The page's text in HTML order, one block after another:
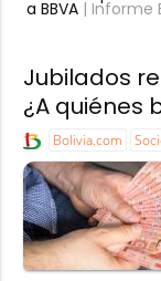
a BBVA| Informe
Jubilados
¿A quiénes
Bolivia.com